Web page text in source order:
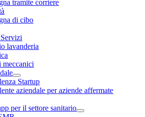
tramite corriere
di cibo
lavanderia
meccanici
Startup
aziendale per aziende affermate
per il settore sanitario